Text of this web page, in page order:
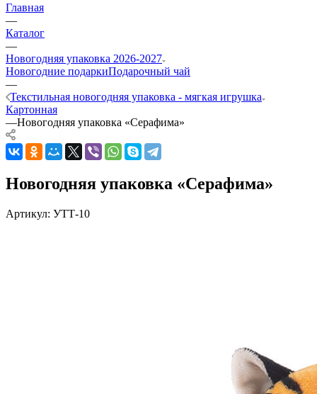
Главная
—
Каталог
—
Новогодняя упаковка 2026-2027
Новогодние подаркиПодарочный чай
—
Текстильная новогодняя упаковка - мягкая игрушка
Картонная
—Новогодняя упаковка «Серафима»
Новогодняя упаковка «Серафима»
Артикул: УТТ-10